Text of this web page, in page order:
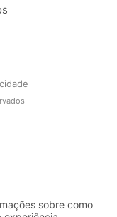
sobre como